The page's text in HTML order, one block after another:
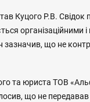
Куцого Р.В. Свідок
організаційними
зазначив, що не
та юриста ТОВ
що не